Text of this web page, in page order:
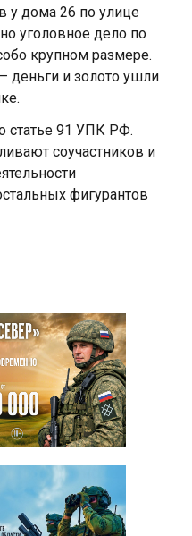
у дома 26 по улице
уголовное дело по
крупном размере.
деньги и золото ушли
статье 91 УПК РФ.
соучастников и
фигурантов